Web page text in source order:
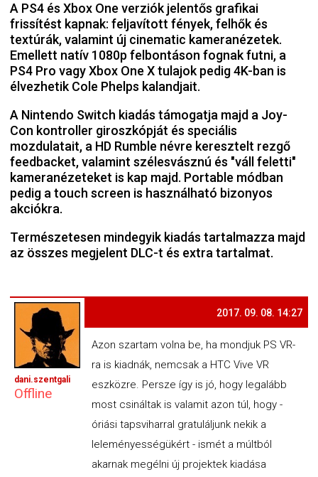
A PS4 és Xbox One verziók jelentős grafikai
frissítést kapnak: feljavított fények, felhők és
textúrák, valamint új cinematic kameranézetek.
Emellett natív 1080p felbontáson fognak futni, a
PS4 Pro vagy Xbox One X tulajok pedig 4K-ban is
élvezhetik Cole Phelps kalandjait.
A Nintendo Switch kiadás támogatja majd a Joy-
Con kontroller giroszkópját és speciális
mozdulatait, a HD Rumble névre keresztelt rezgő
feedbacket, valamint szélesvásznú és "váll feletti"
kameranézeteket is kap majd. Portable módban
pedig a touch screen is használható bizonyos
akciókra.
Természetesen mindegyik kiadás tartalmazza majd
az összes megjelent DLC-t és extra tartalmat.
dani.szentgali
Offline
2017. 09. 08. 14:27
Azon szartam volna be, ha mondjuk PS VR-
ra is kiadnák, nemcsak a HTC Vive VR
eszközre. Persze így is jó, hogy legalább
most csináltak is valamit azon túl, hogy -
óriási tapsviharral gratuláljunk nekik a
leleményességükért - ismét a múltból
akarnak megélni új projektek kiadása